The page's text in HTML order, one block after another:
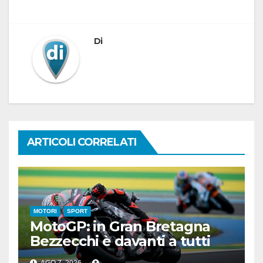
Di
ARTICOLI CORRELATI
MOTORI SPORT
MotoGP: in Gran Bretagna
Bezzecchi è davanti a tutti
nelle Practice